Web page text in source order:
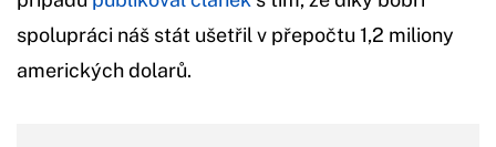
spolupráci náš stát ušetřil v přepočtu 1,2 miliony
amerických dolarů.